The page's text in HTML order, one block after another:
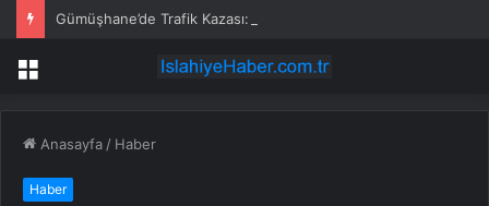
Gümüşhane’de Trafik Kazası: 3 Yaralı
Menü
Anasayfa / Haber
Haber